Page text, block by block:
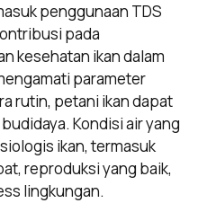
penggunaan TDS
pada
kesehatan ikan dalam
parameter
rutin, petani ikan dapat
Kondisi air yang
ikan, termasuk
reproduksi yang baik,
lingkungan.